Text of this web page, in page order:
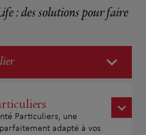
: des solutions pour faire
Particuliers, une
adapté à vos